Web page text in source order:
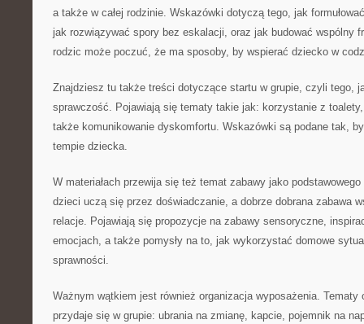
a także w całej rodzinie. Wskazówki dotyczą tego, jak
jak rozwiązywać spory bez eskalacji, oraz jak budować wspólny
rodzic może poczuć, że ma sposoby, by wspierać dziecko w
Znajdziesz tu także treści dotyczące startu w grupie, czyli tego,
sprawczość. Pojawiają się tematy takie jak: korzystanie z
także komunikowanie dyskomfortu. Wskazówki są podane tak,
tempie dziecka.
W materiałach przewija się też temat zabawy jako
dzieci uczą się przez doświadczanie, a dobrze dobrana zabawa
relacje. Pojawiają się propozycje na zabawy sensoryczne,
emocjach, a także pomysły na to, jak wykorzystać domowe
sprawności.
Ważnym wątkiem jest również organizacja wyposażenia. Tematy
przydaje się w grupie: ubrania na zmianę, kapcie, pojemnik na